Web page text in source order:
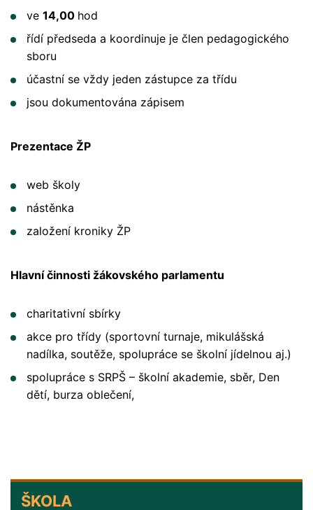
ŠKOLA
ŠKOLA
ve 14,00 hod
řídí předseda a koordinuje je člen pedagogického
sboru
účastní se vždy jeden zástupce za třídu
jsou dokumentována zápisem
Prezentace ŽP
web školy
nástěnka
založení kroniky ŽP
Hlavní činnosti žákovského parlamentu
charitativní sbírky
akce pro třídy (sportovní turnaje, mikulášská
nadílka, soutěže, spolupráce se školní jídelnou aj.)
spolupráce s SRPŠ – školní akademie, sběr, Den
dětí, burza oblečení,